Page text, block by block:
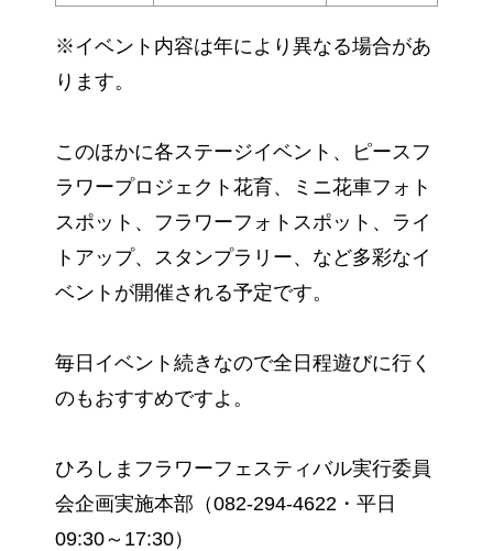
※イベント内容は年により異なる場合があ
ります。
このほかに各ステージイベント、ピースフ
ラワープロジェクト花育、ミニ花車フォト
スポット、フラワーフォトスポット、ライ
トアップ、スタンプラリー、など多彩なイ
ベントが開催される予定です。
毎日イベント続きなので全日程遊びに行く
のもおすすめですよ。
ひろしまフラワーフェスティバル実行委員
会企画実施本部（082-294-4622・平日
09:30～17:30）